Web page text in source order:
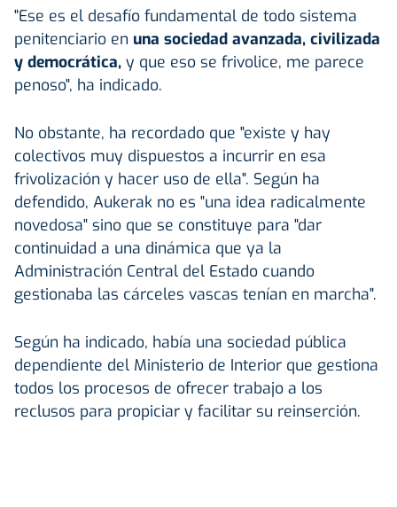
"Ese es el desafío fundamental de todo sistema
penitenciario en una sociedad avanzada, civilizada
y democrática, y que eso se frivolice, me parece
penoso", ha indicado.
No obstante, ha recordado que "existe y hay
colectivos muy dispuestos a incurrir en esa
frivolización y hacer uso de ella". Según ha
defendido, Aukerak no es "una idea radicalmente
novedosa" sino que se constituye para "dar
continuidad a una dinámica que ya la
Administración Central del Estado cuando
gestionaba las cárceles vascas tenían en marcha".
Según ha indicado, había una sociedad pública
dependiente del Ministerio de Interior que gestiona
todos los procesos de ofrecer trabajo a los
reclusos para propiciar y facilitar su reinserción.